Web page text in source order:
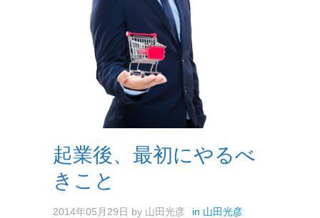
起業後、最初にやるべ
きこと
2014年05月29日 by 山田光彦 in 山田光彦